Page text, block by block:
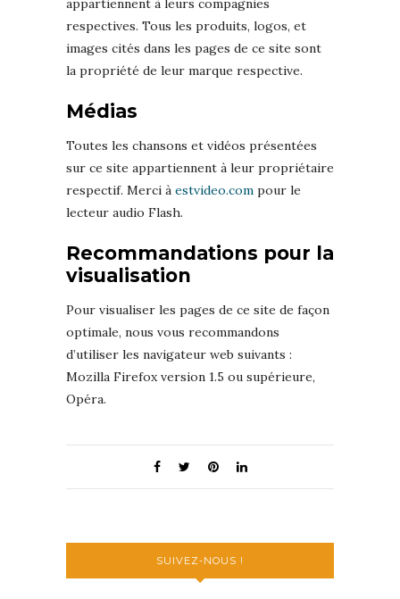
appartiennent à leurs compagnies
respectives. Tous les produits, logos, et
images cités dans les pages de ce site sont
la propriété de leur marque respective.
Médias
Toutes les chansons et vidéos présentées
sur ce site appartiennent à leur propriétaire
respectif. Merci à estvideo.com pour le
lecteur audio Flash.
Recommandations pour la
visualisation
Pour visualiser les pages de ce site de façon
optimale, nous vous recommandons
d’utiliser les navigateur web suivants :
Mozilla Firefox version 1.5 ou supérieure,
Opéra.
SUIVEZ-NOUS !